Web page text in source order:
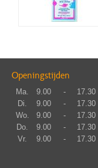
Openingstijden
Ma. 9.00 -
17.30
Di.
9.00 -
17.30
Wo.
9.00 -
17.30
Do.
9.00 -
17.30
Vr.
9.00 - 17.30